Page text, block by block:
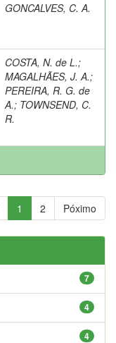
GONCALVES, C. A.
COSTA, N. de L.;
MAGALHÃES, J. A.;
PEREIRA, R. G. de
A.; TOWNSEND, C.
R.
1 2 Póximo
7
4
4